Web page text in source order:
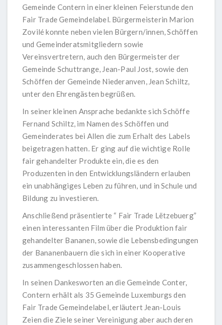
Gemeinde Contern in einer kleinen Feierstunde den
Fair Trade Gemeindelabel. Bürgermeisterin Marion
Zovilé konnte neben vielen Bürgern/innen, Schöffen
und Gemeinderatsmitgliedern sowie
Vereinsvertretern, auch den Bürgermeister der
Gemeinde Schuttrange, Jean-Paul Jost, sowie den
Schöffen der Gemeinde Niederanven, Jean Schiltz,
unter den Ehrengästen begrüßen.
In seiner kleinen Ansprache bedankte sich Schöffe
Fernand Schiltz, im Namen des Schöffen und
Gemeinderates bei Allen die zum Erhalt des Labels
beigetragen hatten. Er ging auf die wichtige Rolle
fair gehandelter Produkte ein, die es den
Produzenten in den Entwicklungsländern erlauben
ein unabhängiges Leben zu führen, und in Schule und
Bildung zu investieren.
Anschließend präsentierte “ Fair Trade Lëtzebuerg”
einen interessanten Film über die Produktion fair
gehandelter Bananen, sowie die Lebensbedingungen
der Bananenbauern die sich in einer Kooperative
zusammengeschlossen haben.
In seinen Dankesworten an die Gemeinde Conter,
Contern erhält als 35 Gemeinde Luxemburgs den
Fair Trade Gemeindelabel, erläutert Jean-Louis
Zeien die Ziele seiner Vereinigung aber auch deren